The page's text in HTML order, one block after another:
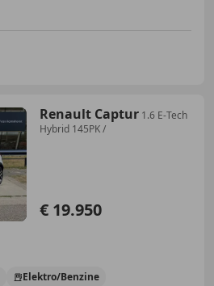
Renault Captur 1.6 E-Tech
Hybrid 145PK /
€ 19.950
Elektro/Benzine